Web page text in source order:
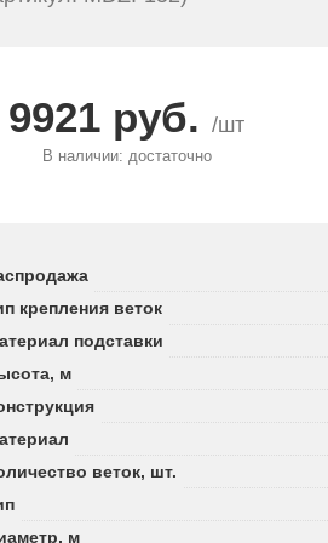
9921 руб. /шт
В наличии: достаточно
крепления веток
подставки
м
веток, шт.
м